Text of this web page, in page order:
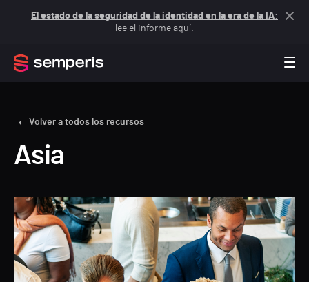
El estado de la seguridad de la identidad en la era de la IA:
lee el informe aquí.
Volver a todos los recursos
Asia